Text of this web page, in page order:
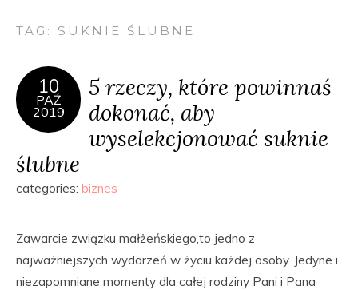
TAG: SUKNIE ŚLUBNE
10
PAŹ
2019
5 rzeczy, które powinnaś
dokonać, aby
wyselekcjonować suknie
ślubne
categories: biznes
Zawarcie związku małżeńskiego,to jedno z
najważniejszych wydarzeń w życiu każdej osoby. Jedyne i
niezapomniane momenty dla całej rodziny Pani i Pana